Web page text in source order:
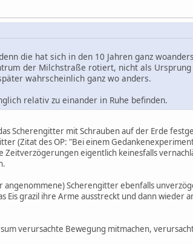
die hat sich in den 10 Jahren ganz
der Milchstraße rotiert, nicht als
wahrscheinlich ganz wo anders.
relativ zu einander in Ruhe befinden.
Scherengitter mit Schrauben auf der Erde
(Zitat des OP: "Bei einem
Zeitverzögerungen eigentlich keinesfalls
Scherengitter ebenfalls
Eis grazil ihre Arme ausstreckt und dann wieder
verursachte Bewegung mitmachen,